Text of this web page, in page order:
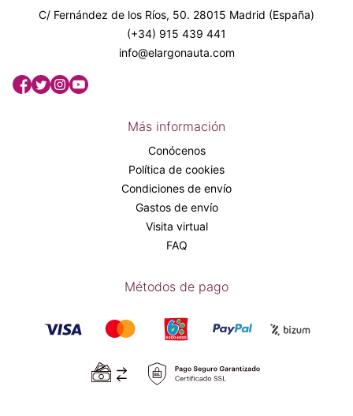
C/ Fernández de los Ríos, 50. 28015 Madrid (España)
(+34) 915 439 441
info@elargonauta.com
Más información
Conócenos
Política de cookies
Condiciones de envío
Gastos de envío
Visita virtual
FAQ
Métodos de pago